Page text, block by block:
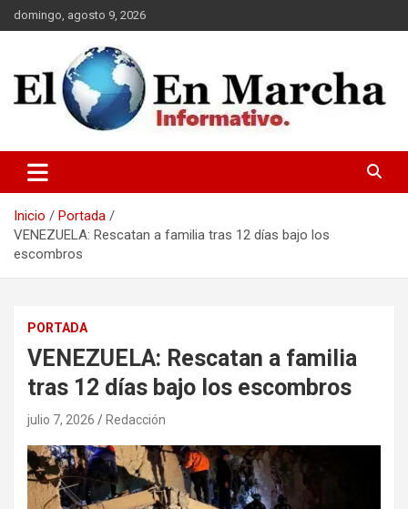
Saltar
al
domingo, agosto 9, 2026
elmundoenmarcha.net
Inicio
Portada
VENEZUELA: Rescatan a familia tras 12 días bajo los
escombros
PORTADA
VENEZUELA: Rescatan a familia
tras 12 días bajo los escombros
julio 7, 2026 Redacción